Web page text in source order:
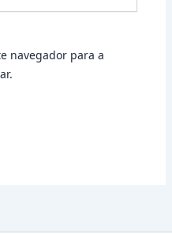
navegador para a